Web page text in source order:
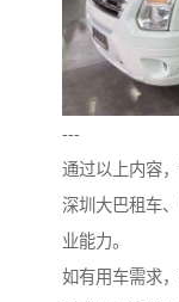
---
通过以上内容
深圳大巴租车
业能力。
如有用车需求